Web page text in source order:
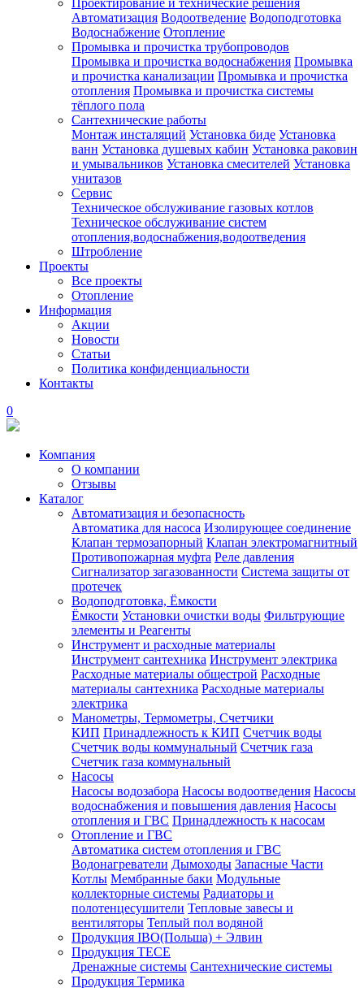
Проектирование и технические решения
Автоматизация Водоотведение Водоподготовка
Водоснабжение Отопление
Промывка и прочистка трубопроводов
Промывка и прочистка водоснабжения Промывка
и прочистка канализации Промывка и прочистка
отопления Промывка и прочистка системы
тёплого пола
Сантехнические работы
Монтаж инсталяций Установка биде Установка
ванн Установка душевых кабин Установка раковин
и умывальников Установка смесителей Установка
унитазов
Сервис
Техническое обслуживание газовых котлов
Техническое обслуживание систем
отопления,водоснабжения,водоотведения
Штробление
Проекты
Все проекты
Отопление
Информация
Акции
Новости
Статьи
Политика конфиденциальности
Контакты
0
Компания
О компании
Отзывы
Каталог
Автоматизация и безопасность
Автоматика для насоса Изолирующее соединение
Клапан термозапорный Клапан электромагнитный
Противопожарная муфта Реле давления
Сигнализатор загазованности Система защиты от
протечек
Водоподготовка, Ёмкости
Ёмкости Установки очистки воды Фильтрующие
элементы и Реагенты
Инструмент и расходные материалы
Инструмент сантехника Инструмент электрика
Расходные материалы общестрой Расходные
материалы сантехника Расходные материалы
электрика
Манометры, Термометры, Счетчики
КИП Принадлежность к КИП Счетчик воды
Счетчик воды коммунальный Счетчик газа
Счетчик газа коммунальный
Насосы
Насосы водозабора Насосы водоотведения Насосы
водоснабжения и повышения давления Насосы
отопления и ГВС Принадлежность к насосам
Отопление и ГВС
Автоматика систем отопления и ГВС
Водонагреватели Дымоходы Запасные Части
Котлы Мембранные баки Модульные
коллекторные системы Радиаторы и
полотенцесушители Тепловые завесы и
вентиляторы Теплый пол водяной
Продукция IBO(Польша) + Элвин
Продукция TECE
Дренажные системы Сантехнические системы
Продукция Термика